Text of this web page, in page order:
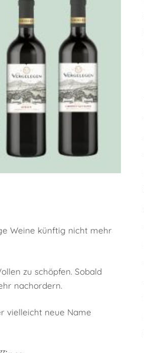
Weine künftig nicht mehr
zu schöpfen. Sobald
nachordern.
vielleicht neue Name